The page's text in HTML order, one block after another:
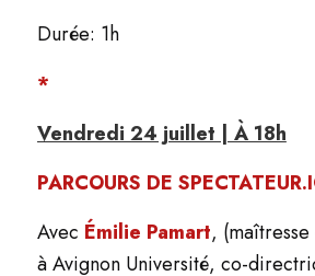
Durée: 1h
*
Vendredi 24 juillet | À 18h
PARCOURS DE
Avec Émilie Pamart,
à Avignon Université, co-